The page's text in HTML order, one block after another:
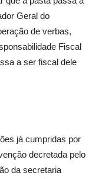
Geral do
de verbas,
Fiscal
a ser fiscal dele
já cumpridas por
decretada pelo
da secretaria